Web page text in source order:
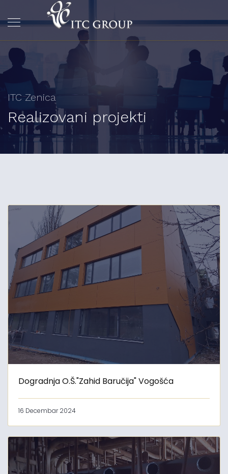
ITC Zenica
Realizovani projekti
Dogradnja O.Š."Zahid Baručija" Vogošća
16 Decembar 2024